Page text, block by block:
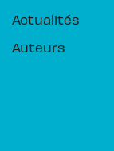
Actualités
Auteurs